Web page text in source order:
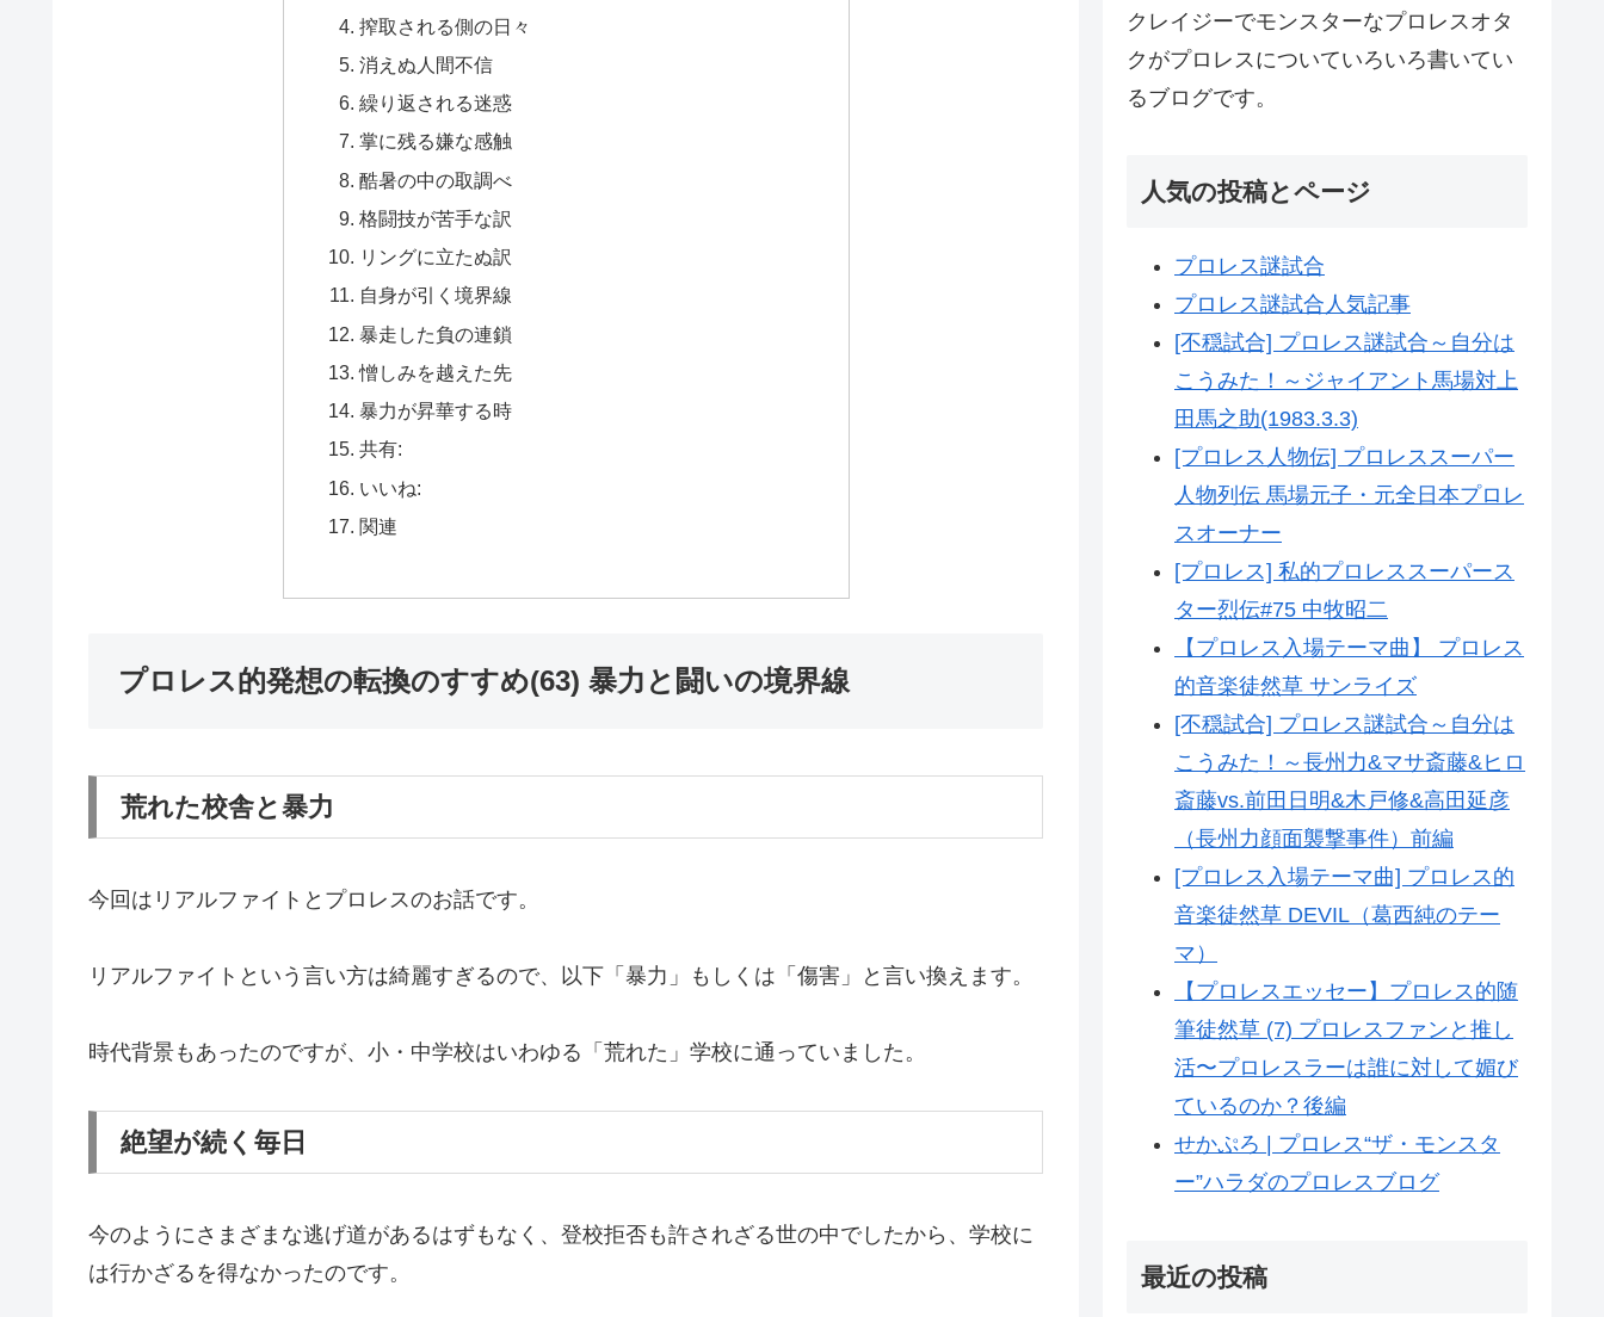
搾取される側の日々
消えぬ人間不信
繰り返される迷惑
掌に残る嫌な感触
酷暑の中の取調べ
格闘技が苦手な訳
リングに立たぬ訳
自身が引く境界線
暴走した負の連鎖
憎しみを越えた先
暴力が昇華する時
共有:
いいね:
関連
プロレス的発想の転換のすすめ(63) 暴力と闘いの境界線
荒れた校舎と暴力
今回はリアルファイトとプロレスのお話です。
リアルファイトという言い方は綺麗すぎるので、以下「暴力」もしくは「傷害」と言い換えます。
時代背景もあったのですが、小・中学校はいわゆる「荒れた」学校に通っていました。
絶望が続く毎日
今のようにさまざまな逃げ道があるはずもなく、登校拒否も許されざる世の中でしたから、学校に
は行かざるを得なかったのです。
クレイジーでモンスターなプロレスオタ
クがプロレスについていろいろ書いてい
るブログです。
人気の投稿とページ
プロレス謎試合
プロレス謎試合人気記事
[不穏試合] プロレス謎試合～自分は
こうみた！～ジャイアント馬場対上
田馬之助(1983.3.3)
[プロレス人物伝] プロレススーパー
人物列伝 馬場元子・元全日本プロレ
スオーナー
[プロレス] 私的プロレススーパース
ター烈伝#75 中牧昭二
【プロレス入場テーマ曲】 プロレス
的音楽徒然草 サンライズ
[不穏試合] プロレス謎試合～自分は
こうみた！～長州力&マサ斎藤&ヒロ
斎藤vs.前田日明&木戸修&高田延彦
（長州力顔面襲撃事件）前編
[プロレス入場テーマ曲] プロレス的
音楽徒然草 DEVIL（葛西純のテー
マ）
【プロレスエッセー】プロレス的随
筆徒然草 (7) プロレスファンと推し
活〜プロレスラーは誰に対して媚び
ているのか？後編
せかぷろ | プロレス“ザ・モンスタ
ー”ハラダのプロレスブログ
最近の投稿